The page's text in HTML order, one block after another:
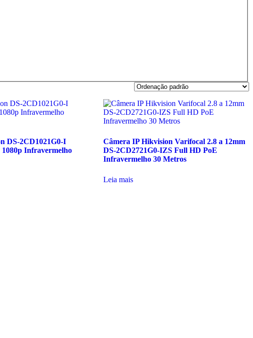
DS-2CD1021G0-I
Infravermelho
Câmera IP Hikvision Varifocal 2.8 a 12mm
DS-2CD2721G0-IZS Full HD PoE
Infravermelho 30 Metros
Leia mais